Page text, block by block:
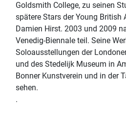
Goldsmith College, zu seinen
spätere Stars der Young British
Damien Hirst. 2003 und 2009
Venedig-Biennale teil. Seine
Soloausstellungen der
und des Stedelijk Museum in
Bonner Kunstverein und in der
sehen.
.